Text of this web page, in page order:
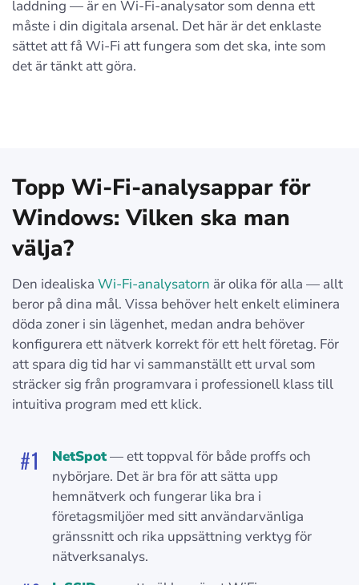
laddning — är en Wi‑Fi-analysator som denna ett
måste i din digitala arsenal. Det här är det enklaste
sättet att få Wi‑Fi att fungera som det ska, inte som
det är tänkt att göra.
Topp Wi‑Fi-analysappar för
Windows: Vilken ska man
välja?
Den idealiska Wi‑Fi-analysatorn är olika för alla — allt
beror på dina mål. Vissa behöver helt enkelt eliminera
döda zoner i sin lägenhet, medan andra behöver
konfigurera ett nätverk korrekt för ett helt företag. För
att spara dig tid har vi sammanställt ett urval som
sträcker sig från programvara i professionell klass till
intuitiva program med ett klick.
NetSpot— ett toppval för både proffs och
nybörjare. Det är bra för att sätta upp
hemnätverk och fungerar lika bra i
företagsmiljöer med sitt användarvänliga
gränssnitt och rika uppsättning verktyg för
nätverksanalys.